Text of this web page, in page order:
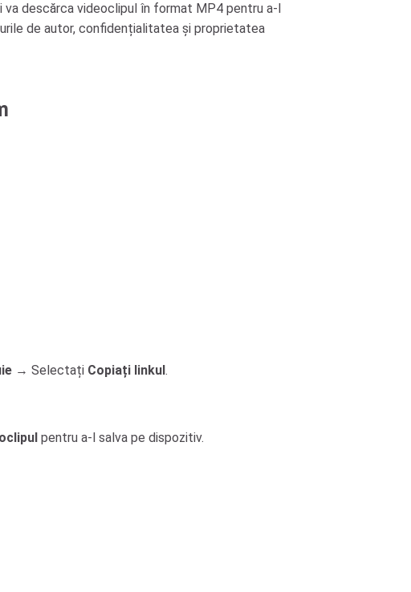
va descărca videoclipul în format MP4 pentru a-l
de autor, confidențialitatea și proprietatea
→ Selectați Copiați linkul.
pentru a-l salva pe dispozitiv.